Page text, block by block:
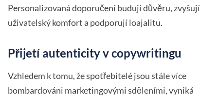
Personalizovaná doporučení budují důvěru, zvyšují
uživatelský komfort a podporují loajalitu.
Přijetí autenticity v copywritingu
Vzhledem k tomu, že spotřebitelé jsou stále více
bombardováni marketingovými sděleními, vyniká